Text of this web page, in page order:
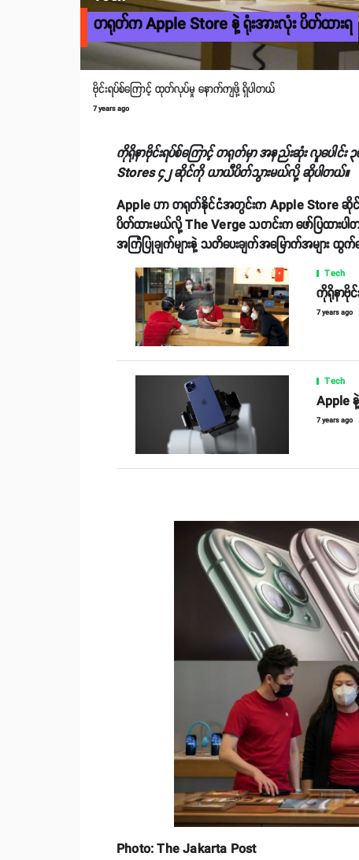
တရုတ်က Apple Store နဲ့ ရုံးအားလုံး ပိတ်ထားရ
ဗိုင်းရပ်စ်ကြောင့် ထုတ်လုပ်မှု ‌နောက်ကျဖို့ ရှိပါတယ်
7 years ago
ကိုရိုနာဗိုင်းရပ်စ်ကြောင့် တရုတ်မှာ အနည်းဆုံး လူပေါင်း
Stores ၄၂ ဆိုင်ကို ယာယီပိတ်သွားမယ်လို့ ဆိုပါတယ်။
Apple ဟာ တရုတ်နိုင်ငံအတွင်းက Apple Store ဆိုင်မ
ပိတ်ထားမယ်လို့ The Verge သတင်းက ဖော်ပြထားပါတ
အကြံပြုချက်များနဲ့ သတိပေးချက်အမြောက်အမျာ
Tech
ကိုရိုနာဗို
7 years ago
Tech
Apple
7 years ago
Photo: The Jakarta Post